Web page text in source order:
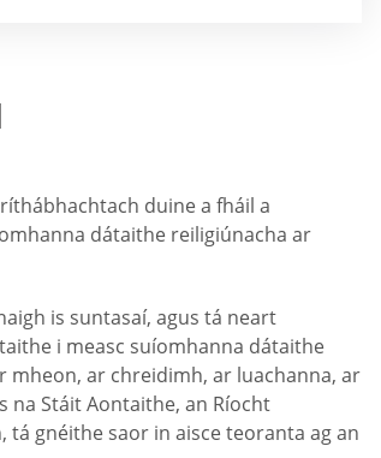
duine a fháil a
dátaithe reiligiúnacha ar
is suntasaí, agus tá neart
i measc suíomhanna dátaithe
ar chreidimh, ar luachanna, ar
na Stáit Aontaithe, an Ríocht
gnéithe saor in aisce teoranta ag an